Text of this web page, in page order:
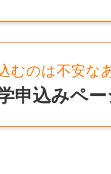
の取りまとめに
業を⾒据えた募
で継続が⾒込まれ
く、作業経験を積
、
むのは不安な
申込みペ